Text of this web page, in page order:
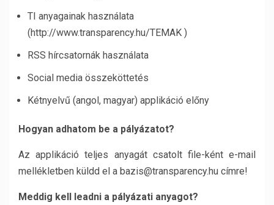
TI anyagainak használata
(http://www.transparency.hu/TEMAK )
RSS hírcsatornák használata
Social media összeköttetés
Kétnyelvű (angol, magyar) applikáció előny
Hogyan adhatom be a pályázatot?
Az applikáció teljes anyagát csatolt file-ként e-mail
mellékletben küldd el a bazis@transparency.hu címre!
Meddig kell leadni a pályázati anyagot?